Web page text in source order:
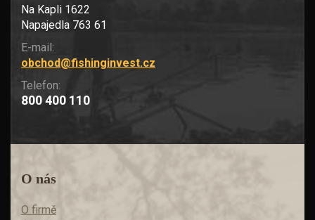
Na Kapli 1622
Napajedla 763 61
E-mail:
obchod@fishinginvest.cz
Telefon:
800 400 110
O nás
O firmě